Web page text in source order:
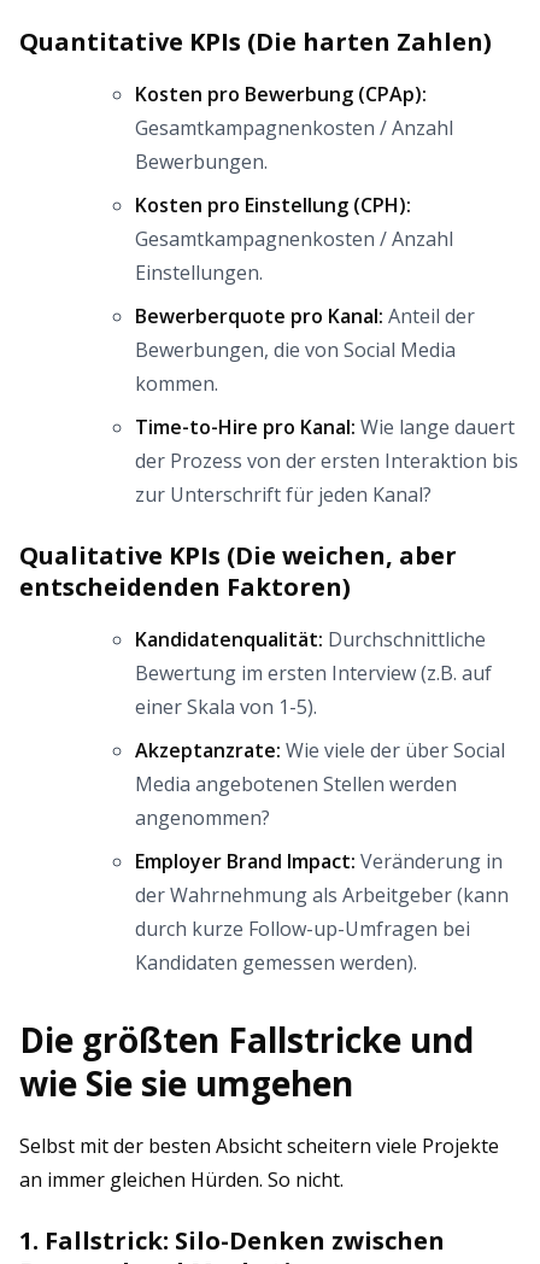
Quantitative KPIs (Die harten Zahlen)
Kosten pro Bewerbung (CPAp):
Gesamtkampagnenkosten / Anzahl
Bewerbungen.
Kosten pro Einstellung (CPH):
Gesamtkampagnenkosten / Anzahl
Einstellungen.
Bewerberquote pro Kanal: Anteil der
Bewerbungen, die von Social Media
kommen.
Time-to-Hire pro Kanal: Wie lange dauert
der Prozess von der ersten Interaktion bis
zur Unterschrift für jeden Kanal?
Qualitative KPIs (Die weichen, aber
entscheidenden Faktoren)
Kandidatenqualität: Durchschnittliche
Bewertung im ersten Interview (z.B. auf
einer Skala von 1-5).
Akzeptanzrate: Wie viele der über Social
Media angebotenen Stellen werden
angenommen?
Employer Brand Impact: Veränderung in
der Wahrnehmung als Arbeitgeber (kann
durch kurze Follow-up-Umfragen bei
Kandidaten gemessen werden).
Die größten Fallstricke und
wie Sie sie umgehen
Selbst mit der besten Absicht scheitern viele Projekte
an immer gleichen Hürden. So nicht.
1. Fallstrick: Silo-Denken zwischen